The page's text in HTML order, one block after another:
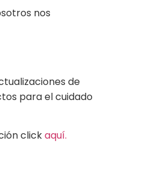
nos
de
para el cuidado
clickaquí.